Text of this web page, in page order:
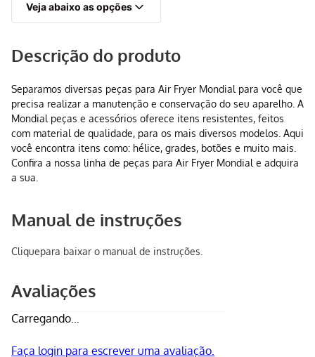
Veja abaixo as opções
Descrição do produto
Separamos diversas peças para Air Fryer Mondial para você que
precisa realizar a manutenção e conservação do seu aparelho. A
Mondial peças e acessórios oferece itens resistentes, feitos
com material de qualidade, para os mais diversos modelos. Aqui
você encontra itens como: hélice, grades, botões e muito mais.
Confira a nossa linha de peças para Air Fryer Mondial e adquira
a sua.
Manual de instruções
Cliquepara baixar o manual de instruções.
Avaliações
Carregando…
Faça login para escrever uma avaliação.